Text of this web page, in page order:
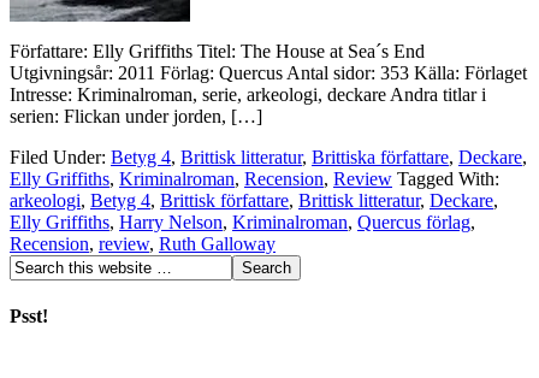
Författare: Elly Griffiths Titel: The House at Sea´s End
Utgivningsår: 2011 Förlag: Quercus Antal sidor: 353 Källa: Förlaget
Intresse: Kriminalroman, serie, arkeologi, deckare Andra titlar i
serien: Flickan under jorden, […]
Filed Under: Betyg 4, Brittisk litteratur, Brittiska författare, Deckare,
Elly Griffiths, Kriminalroman, Recension, Review Tagged With:
arkeologi, Betyg 4, Brittisk författare, Brittisk litteratur, Deckare,
Elly Griffiths, Harry Nelson, Kriminalroman, Quercus förlag,
Recension, review, Ruth Galloway
Psst!